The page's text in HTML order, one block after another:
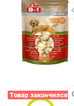
Товар закончился